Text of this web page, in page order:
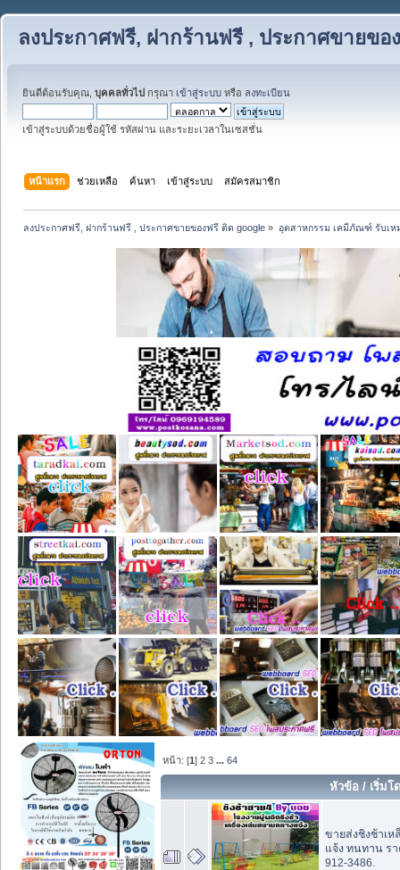
ลงประกาศฟรี, ฝากร้านฟรี , ประกาศขายขอ
ยินดีต้อนรับคุณ, บุคคลทั่วไป กรุณา เข้าสู่ระบบ หรือ ลงทะเบียน
เข้าสู่ระบบด้วยชื่อผู้ใช้ รหัสผ่าน และระยะเวลาในเซสชั่น
หน้าแรก ช่วยเหลือ ค้นหา เข้าสู่ระบบ สมัครสมาชิก
ลงประกาศฟรี, ฝากร้านฟรี , ประกาศขายของฟรี ติด google » อุตสาหกรรม เคมีภัณฑ์ รับเห
หน้า: [1]2 3 ...64
หัวข้อ / เริ่มโ
ขายส่งชิงช้าเห
แจ้ง ทนทาน รา
912-3486.